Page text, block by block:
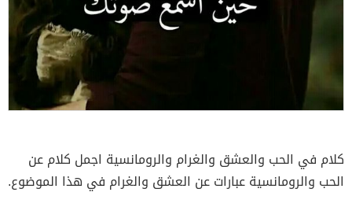
كلام في الحب والعشق والغرام والرومانسية اجمل كلام عن
الحب والرومانسية عبارات عن العشق والغرام في هذا الموضوع.